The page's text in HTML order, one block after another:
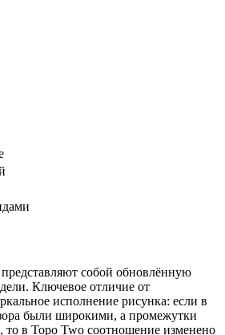
представляют собой обновлённую
Ключевое отличие от
исполнение рисунка: если в
были широкими, а промежутки
в Topo Two соотношение изменено